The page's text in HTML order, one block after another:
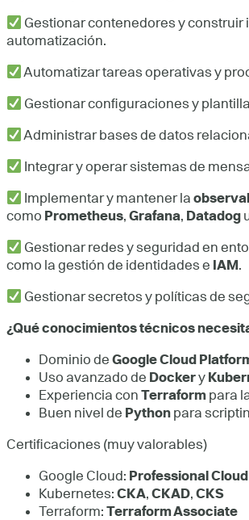
Gestionar contenedores y
automatización.
Automatizar tareas operativas y
Gestionar configuraciones y
Administrar bases de datos
Integrar y operar sistemas de
Implementar y mantener la
como Prometheus, Grafana, Datadog
Gestionar redes y seguridad en
como la gestión de identidades e IAM .
Gestionar secretos y políticas de
¿Qué conocimientos técnicos
Dominio de Google Cloud
Uso avanzado de Dockery
Experiencia con Terraform para
Buen nivel de Python para
Certificaciones (muy valorables)
Google Cloud: Professional
Kubernetes: CKA, CKAD, CKS
Terraform: Terraform Associate